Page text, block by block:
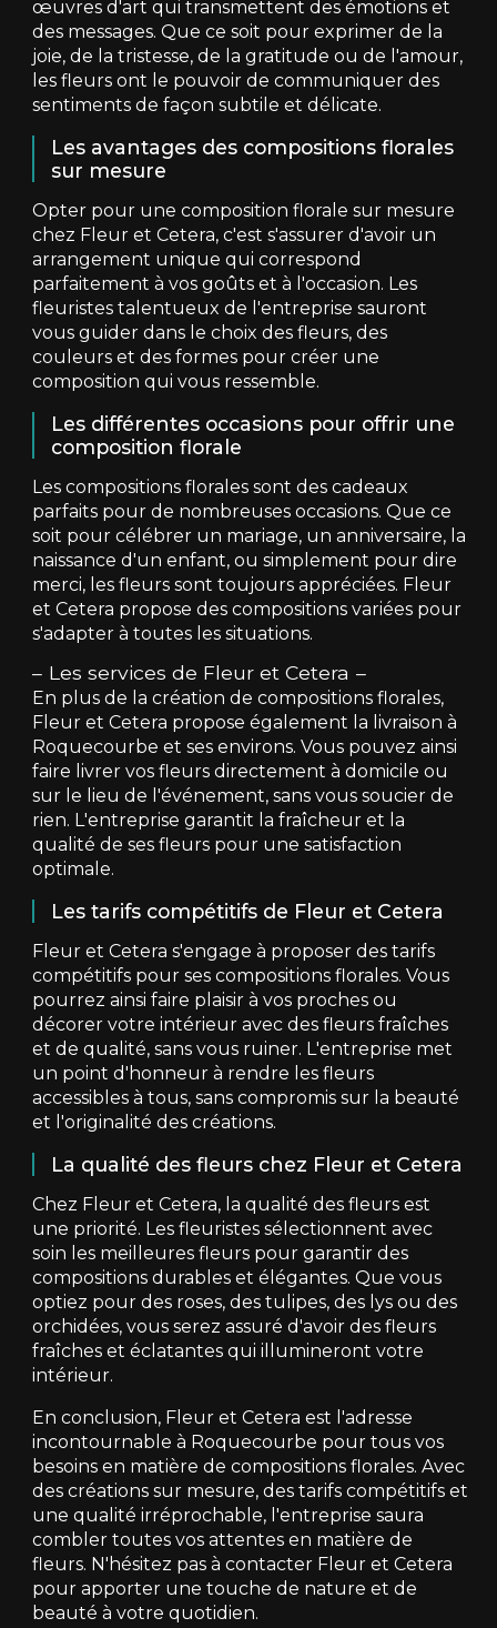
œuvres d'art qui transmettent des émotions et
des messages. Que ce soit pour exprimer de la
joie, de la tristesse, de la gratitude ou de l'amour,
les fleurs ont le pouvoir de communiquer des
sentiments de façon subtile et délicate.
Les avantages des compositions florales
sur mesure
Opter pour une composition florale sur mesure
chez Fleur et Cetera, c'est s'assurer d'avoir un
arrangement unique qui correspond
parfaitement à vos goûts et à l'occasion. Les
fleuristes talentueux de l'entreprise sauront
vous guider dans le choix des fleurs, des
couleurs et des formes pour créer une
composition qui vous ressemble.
Les différentes occasions pour offrir une
composition florale
Les compositions florales sont des cadeaux
parfaits pour de nombreuses occasions. Que ce
soit pour célébrer un mariage, un anniversaire, la
naissance d'un enfant, ou simplement pour dire
merci, les fleurs sont toujours appréciées. Fleur
et Cetera propose des compositions variées pour
s'adapter à toutes les situations.
Les services de Fleur et Cetera
En plus de la création de compositions florales,
Fleur et Cetera propose également la livraison à
Roquecourbe et ses environs. Vous pouvez ainsi
faire livrer vos fleurs directement à domicile ou
sur le lieu de l'événement, sans vous soucier de
rien. L'entreprise garantit la fraîcheur et la
qualité de ses fleurs pour une satisfaction
optimale.
Les tarifs compétitifs de Fleur et Cetera
Fleur et Cetera s'engage à proposer des tarifs
compétitifs pour ses compositions florales. Vous
pourrez ainsi faire plaisir à vos proches ou
décorer votre intérieur avec des fleurs fraîches
et de qualité, sans vous ruiner. L'entreprise met
un point d'honneur à rendre les fleurs
accessibles à tous, sans compromis sur la beauté
et l'originalité des créations.
La qualité des fleurs chez Fleur et Cetera
Chez Fleur et Cetera, la qualité des fleurs est
une priorité. Les fleuristes sélectionnent avec
soin les meilleures fleurs pour garantir des
compositions durables et élégantes. Que vous
optiez pour des roses, des tulipes, des lys ou des
orchidées, vous serez assuré d'avoir des fleurs
fraîches et éclatantes qui illumineront votre
intérieur.
En conclusion, Fleur et Cetera est l'adresse
incontournable à Roquecourbe pour tous vos
besoins en matière de compositions florales. Avec
des créations sur mesure, des tarifs compétitifs et
une qualité irréprochable, l'entreprise saura
combler toutes vos attentes en matière de
fleurs. N'hésitez pas à contacter Fleur et Cetera
pour apporter une touche de nature et de
beauté à votre quotidien.